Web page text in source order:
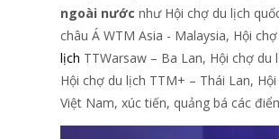
ngoài nước như Hội chợ du lịch
châu Á WTM Asia - Malaysia, Hội
lịch TTWarsaw – Ba Lan, Hội chợ du
Hội chợ du lịch TTM+ – Thái Lan,
Việt Nam, xúc tiến, quảng bá các